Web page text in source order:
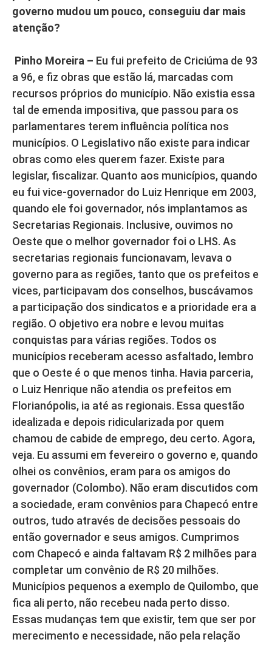
governo mudou um pouco, conseguiu dar mais
atenção?
Pinho Moreira – Eu fui prefeito de Criciúma de 93
a 96, e fiz obras que estão lá, marcadas com
recursos próprios do município. Não existia essa
tal de emenda impositiva, que passou para os
parlamentares terem influência política nos
municípios. O Legislativo não existe para indicar
obras como eles querem fazer. Existe para
legislar, fiscalizar. Quanto aos municípios, quando
eu fui vice-governador do Luiz Henrique em 2003,
quando ele foi governador, nós implantamos as
Secretarias Regionais. Inclusive, ouvimos no
Oeste que o melhor governador foi o LHS. As
secretarias regionais funcionavam, levava o
governo para as regiões, tanto que os prefeitos e
vices, participavam dos conselhos, buscávamos
a participação dos sindicatos e a prioridade era a
região. O objetivo era nobre e levou muitas
conquistas para várias regiões. Todos os
municípios receberam acesso asfaltado, lembro
que o Oeste é o que menos tinha. Havia parceria,
o Luiz Henrique não atendia os prefeitos em
Florianópolis, ia até as regionais. Essa questão
idealizada e depois ridicularizada por quem
chamou de cabide de emprego, deu certo. Agora,
veja. Eu assumi em fevereiro o governo e, quando
olhei os convênios, eram para os amigos do
governador (Colombo). Não eram discutidos com
a sociedade, eram convênios para Chapecó entre
outros, tudo através de decisões pessoais do
então governador e seus amigos. Cumprimos
com Chapecó e ainda faltavam R$ 2 milhões para
completar um convênio de R$ 20 milhões.
Municípios pequenos a exemplo de Quilombo, que
fica ali perto, não recebeu nada perto disso.
Essas mudanças tem que existir, tem que ser por
merecimento e necessidade, não pela relação